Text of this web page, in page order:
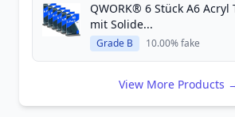
QWORK® 6 Stück A6
mit Solide...
Grade B 10.00% fake
View More Products